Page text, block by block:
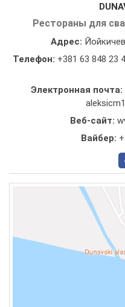
Рестораны для
Адрес:
Телефон: +381 63 848 23
Электронная почта:
Веб-сайт:
Вайбер: